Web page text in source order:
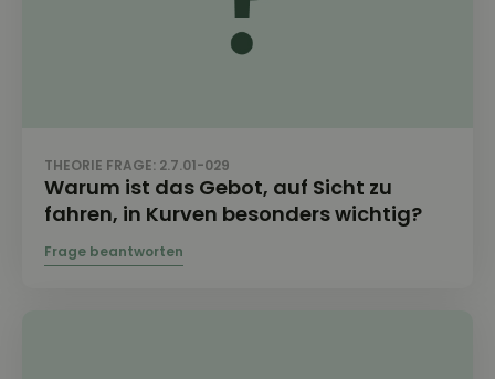
THEORIE FRAGE: 2.7.01-029
Warum ist das Gebot, auf Sicht zu
fahren, in Kurven besonders wichtig?